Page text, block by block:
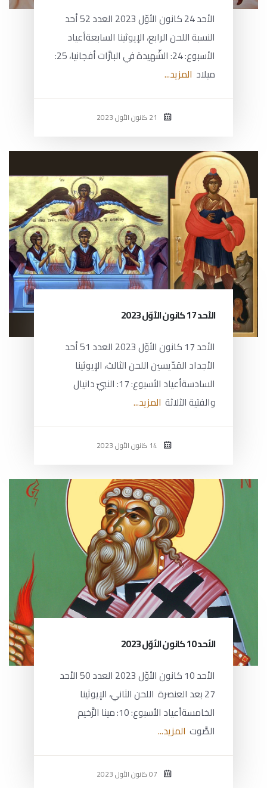
الأحد 24 كانون الأوّل 2023 العدد 52 أحد
النسبة اللحن الرابع، الإيوثينا السابعةأعياد
الأسبوع: 24: الشّهيدة في البارَّات أفجانيا، 25:
ميلاد المزيد...
الأحد 17 كانون الأوّل 2023
الأحد 17 كانون الأوّل 2023 العدد 51 أحد
الأجداد القدّيسين اللحن الثالث، الإيوثينا
السادسةأعياد الأسبوع: 17: النبيّ دانيال
والفتية الثلاثة المزيد...
الأحد 10 كانون الأوّل 2023
الأحد 10 كانون الأوّل 2023 العدد 50 الأحد
27 بعد العنصرة اللحن الثاني، الإيوثينا
الخامسةأعياد الأسبوع: 10: مينا الرَّخيم
الصَّوت المزيد...